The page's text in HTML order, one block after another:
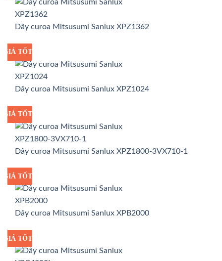
Dây curoa Mitsusumi Sanlux XPZ1362
GIÁ SỈ
GIÁ TỐT
Dây curoa Mitsusumi Sanlux XPZ1024
GIÁ SỈ
GIÁ TỐT
Dây curoa Mitsusumi Sanlux XPZ1800-3VX710-1
GIÁ SỈ
GIÁ TỐT
Dây curoa Mitsusumi Sanlux XPB2000
GIÁ SỈ
GIÁ TỐT